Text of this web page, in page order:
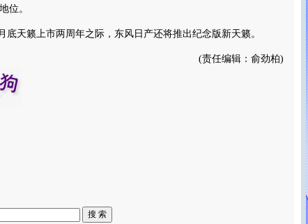
位。
天籁上市两周年之际，东风日产还将推出纪念版新天籁。
(责任编辑：俞劲柏)